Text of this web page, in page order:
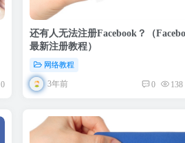
0
还有人无法注册Facebook？（
最新注册教程）
网络教程
3年前 0 138